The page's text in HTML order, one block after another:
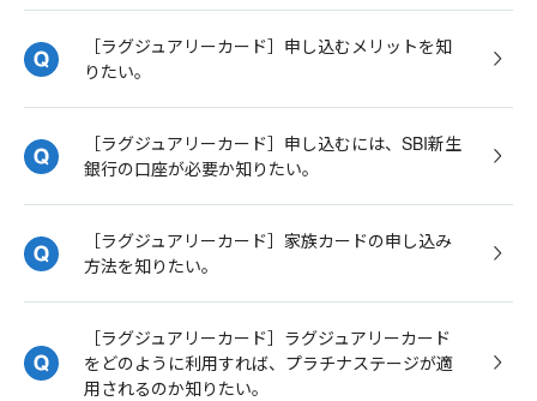
［ラグジュアリーカード］申し込むメリットを知
りたい。
［ラグジュアリーカード］申し込むには、SBI新生
銀行の口座が必要か知りたい。
［ラグジュアリーカード］家族カードの申し込み
方法を知りたい。
［ラグジュアリーカード］ラグジュアリーカード
をどのように利用すれば、プラチナステージが適
用されるのか知りたい。